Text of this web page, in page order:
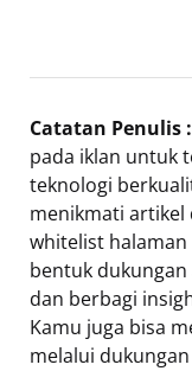
Catatan Penulis :
pada iklan untuk
teknologi
menikmati artikel
whitelist halaman
bentuk
dan berbagi
Kamu juga bisa
melalui